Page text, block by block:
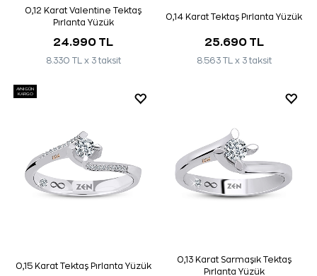
0,12 Karat Valentine Tektaş
Pırlanta Yüzük
24.990 TL
8.330 TL x 3 taksit
0,14 Karat Tektaş Pırlanta Yüzük
25.690 TL
8.563 TL x 3 taksit
AYNI GÜN
KARGO
0,15 Karat Tektaş Pırlanta Yüzük
0,13 Karat Sarmaşık Tektaş
Pırlanta Yüzük